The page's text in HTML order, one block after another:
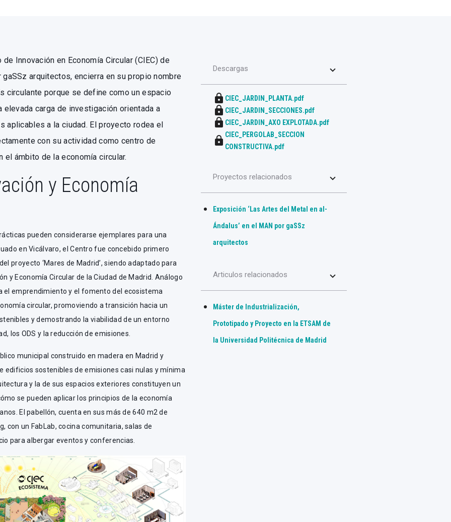
Innovación en Economía Circular (CIEC) de
arquitectos, encierra en su propio nombre
circulante porque se define como un espacio
elevada carga de investigación orientada a
aplicables a la ciudad. El proyecto rodea el
con su actividad como centro de
ámbito de la economía circular.
y Economía
pueden considerarse ejemplares para una
en Vicálvaro, el Centro fue concebido primero
proyecto ‘Mares de Madrid’, siendo adaptado para
y Economía Circular de la Ciudad de Madrid. Análogo
el emprendimiento y el fomento del ecosistema
circular, promoviendo a transición hacia un
y demostrando la viabilidad de un entorno
los ODS y la reducción de emisiones.
municipal construido en madera en Madrid y
edificios sostenibles de emisiones casi nulas y mínima
y la de sus espacios exteriores constituyen un
se pueden aplicar los principios de la economía
El pabellón, cuenta en sus más de 640 m2 de
con un FabLab, cocina comunitaria, salas de
para albergar eventos y conferencias.
Descargas
lock CIEC_JARDIN_PLANTA.pdf
lock CIEC_JARDIN_SECCIONES.pdf
lock CIEC_JARDIN_AXO EXPLOTADA.pdf
lock CIEC_PERGOLAB_SECCION
CONSTRUCTIVA.pdf
Proyectos relacionados
Exposición ‘Las Artes del Metal en al-
Ándalus’ en el MAN por gaSSz
arquitectos
Articulos relacionados
Máster de Industrialización,
Prototipado y Proyecto en la ETSAM de
la Universidad Politécnica de Madrid